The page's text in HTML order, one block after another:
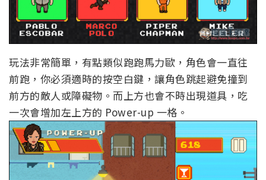
玩法非常簡單，有點類似跑跑馬力歐，角色會一直往
前跑，你必須適時的按空白鍵，讓角色跳起避免撞到
前方的敵人或障礙物。而上方也會不時出現道具，吃
一次會增加左上方的 Power-up 一格。